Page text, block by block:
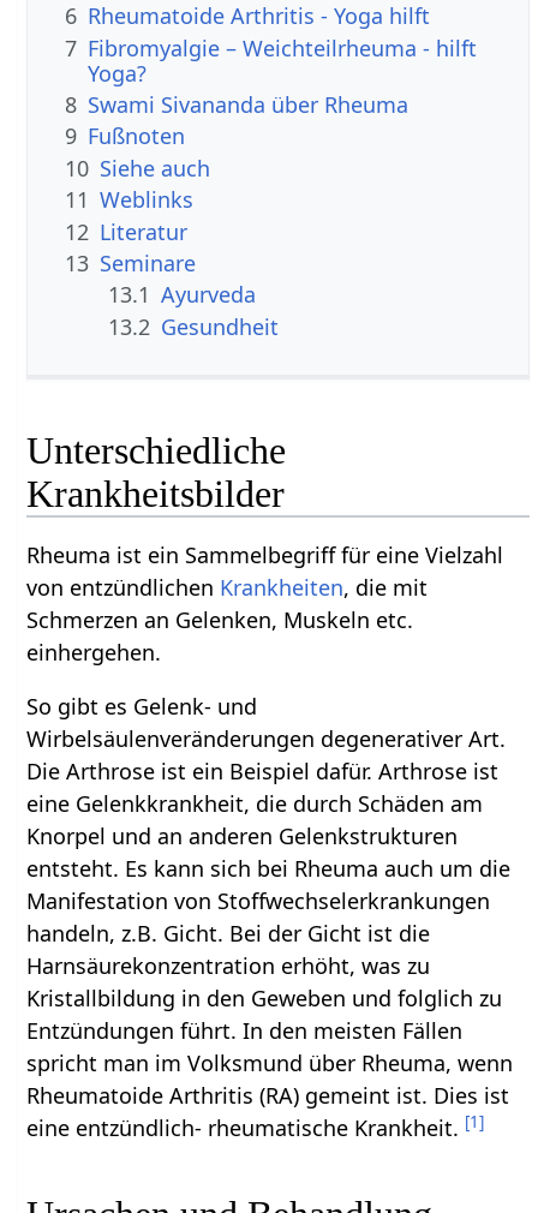
6 Rheumatoide Arthritis - Yoga hilft
7 Fibromyalgie – Weichteilrheuma - hilft
Yoga?
8 Swami Sivananda über Rheuma
9 Fußnoten
10 Siehe auch
11 Weblinks
12 Literatur
13 Seminare
13.1 Ayurveda
13.2 Gesundheit
Unterschiedliche
Krankheitsbilder
Rheuma ist ein Sammelbegriff für eine Vielzahl
von entzündlichen Krankheiten, die mit
Schmerzen an Gelenken, Muskeln etc.
einhergehen.
So gibt es Gelenk- und
Wirbelsäulenveränderungen degenerativer Art.
Die Arthrose ist ein Beispiel dafür. Arthrose ist
eine Gelenkkrankheit, die durch Schäden am
Knorpel und an anderen Gelenkstrukturen
entsteht. Es kann sich bei Rheuma auch um die
Manifestation von Stoffwechselerkrankungen
handeln, z.B. Gicht. Bei der Gicht ist die
Harnsäurekonzentration erhöht, was zu
Kristallbildung in den Geweben und folglich zu
Entzündungen führt. In den meisten Fällen
spricht man im Volksmund über Rheuma, wenn
Rheumatoide Arthritis (RA) gemeint ist. Dies ist
eine entzündlich- rheumatische Krankheit. [1]